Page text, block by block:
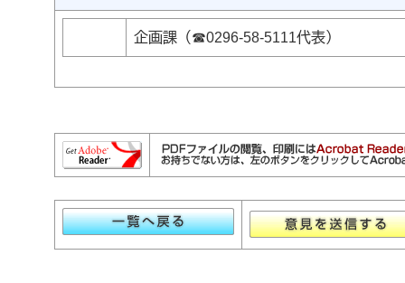
企画課（☎0296‐58‐5111代表）